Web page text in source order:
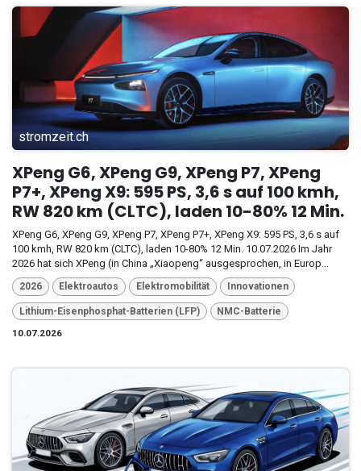
stromzeit.ch
XPeng G6, XPeng G9, XPeng P7, XPeng
P7+, XPeng X9: 595 PS, 3,6 s auf 100 kmh,
RW 820 km (CLTC), laden 10-80% 12 Min.
XPeng G6, XPeng G9, XPeng P7, XPeng P7+, XPeng X9: 595 PS, 3,6 s auf
100 kmh, RW 820 km (CLTC), laden 10-80% 12 Min. 10.07.2026 Im Jahr
2026 hat sich XPeng (in China „Xiaopeng“ ausgesprochen, in Europ...
2026 Elektroautos Elektromobilität Innovationen
Lithium-Eisenphosphat-Batterien (LFP)
NMC-Batterie
10.07.2026